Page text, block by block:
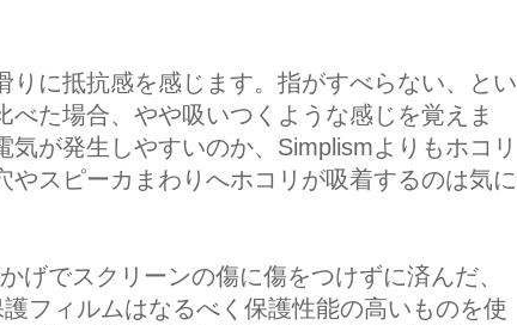
りに抵抗感を感じます。指がすべらない、とい
た場合、やや吸いつくような感じを覚えま
が発生しやすいのか、Simplismよりもホコリ
スピーカまわりへホコリが吸着するのは気に
げでスクリーンの傷に傷をつけずに済んだ、
フィルムはなるべく保護性能の高いものを使